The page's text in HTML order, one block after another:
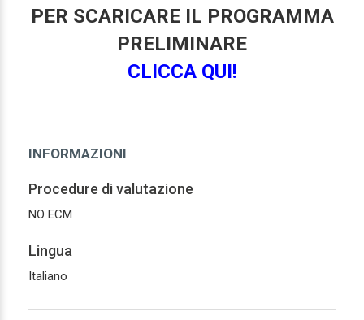
PER SCARICARE IL PROGRAMMA
PRELIMINARE
CLICCA QUI!
INFORMAZIONI
Procedure di valutazione
NO ECM
Lingua
Italiano